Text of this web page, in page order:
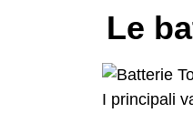
Le
I principali